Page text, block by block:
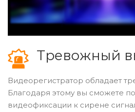
Тревожный
Видеорегистратор обладает
Благодаря этому вы сможете
видеофиксации к сирене